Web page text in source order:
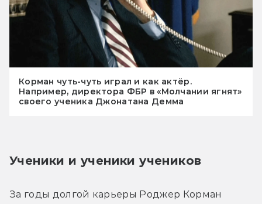
Корман чуть-чуть играл и как актёр.
Например, директора ФБР в «Молчании ягнят»
своего ученика Джонатана Демма
Ученики и ученики учеников
За годы долгой карьеры Роджер Корман